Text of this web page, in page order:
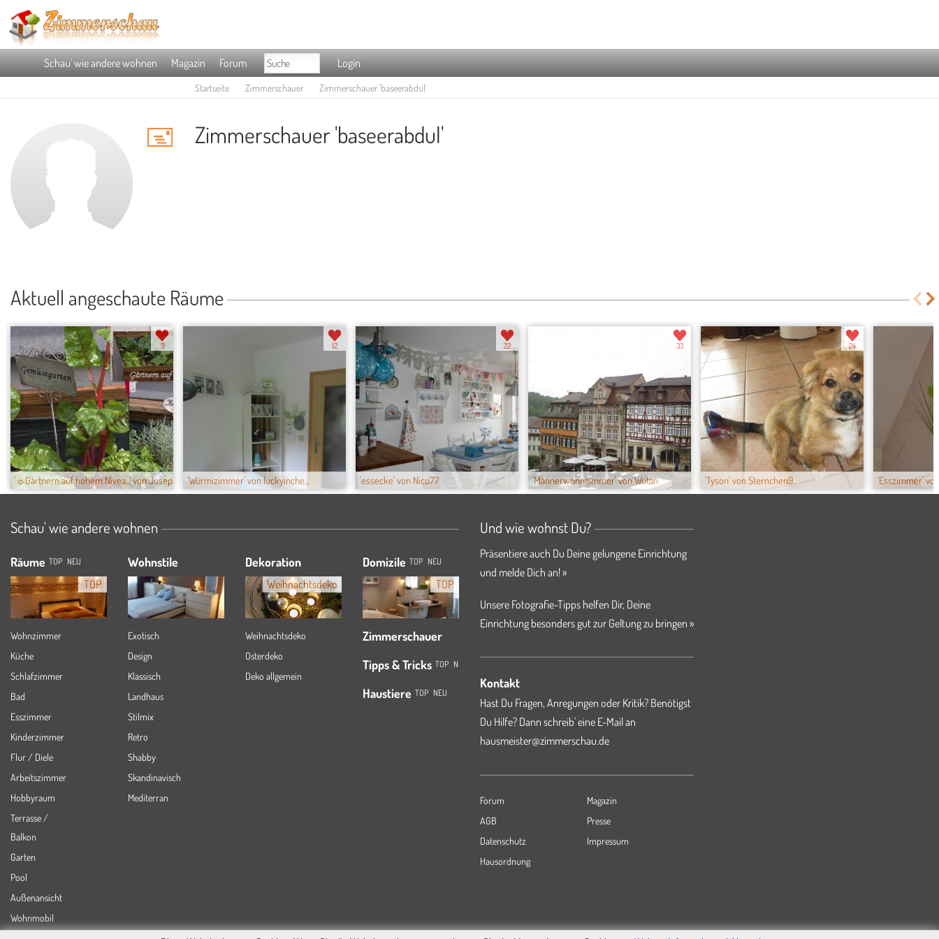
Schau' wie andere wohnen Magazin Forum Login
Startseite Zimmerschauer Zimmerschauer 'baseerabdul'
Zimmerschauer 'baseerabdul'
Aktuell angeschaute Räume
'☼Gärtnern auf hohem Nivea...' von Josephinch...
3
'Würmizimmer' von luckyinche...
12
'essecke' von Nico77
22
'Männerwohnzimmer' von Wotan
33
'Tyson' von Sternchen9...
24
'Esszimmer'
Schau' wie andere wohnen
Räume TOP NEU
TOP
Wohnzimmer
Küche
Schlafzimmer
Bad
Esszimmer
Kinderzimmer
Flur / Diele
Arbeitszimmer
Hobbyraum
Terrasse /
Balkon
Garten
Pool
Außenansicht
Wohnmobil
Wohnstile
Exotisch
Design
Klassisch
Landhaus
Stilmix
Retro
Shabby
Skandinavisch
Mediterran
Dekoration
Weihnachtsdeko
Weihnachtsdeko
Osterdeko
Deko allgemein
Domizile TOP NEU
TOP
Zimmerschauer
Tipps & Tricks TOP NEU
Haustiere TOP NEU
Und wie wohnst Du?
Präsentiere auch Du Deine gelungene Einrichtung
und melde Dich an! »
Unsere Fotografie-Tipps helfen Dir, Deine
Einrichtung besonders gut zur Geltung zu bringen »
Kontakt
Hast Du Fragen, Anregungen oder Kritik? Benötigst
Du Hilfe? Dann schreib' eine E-Mail an
hausmeister@zimmerschau.de
Forum
Magazin
AGB
Presse
Datenschutz
Impressum
Hausordnung